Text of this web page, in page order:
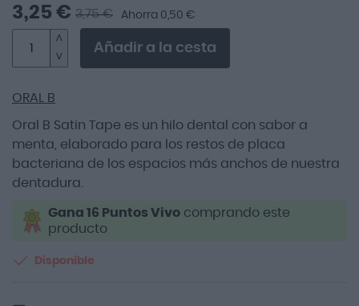
comienzo
de
galería
de
ORAL B
Oral B Satin Tape es un hilo dental con sabor a
menta, elaborado para los restos de placa
bacteriana de los espacios más anchos de nuestra
dentadura.
Gana 16 Puntos Vivo comprando este
producto
3,25 € 3,75 € Ahorra 0,50 €
Añadir a la cesta
Disponible